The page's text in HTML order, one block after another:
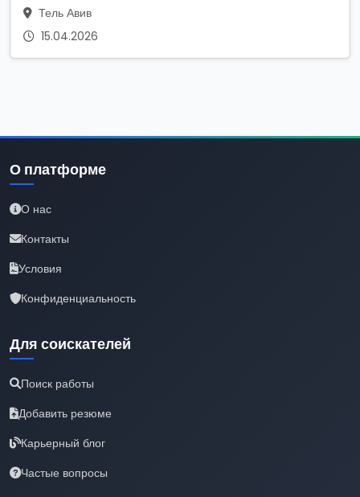
Тель Авив
15.04.2026
О платформе
О нас
Контакты
Условия
Конфиденциальность
Для соискателей
Поиск работы
Добавить резюме
Карьерный блог
Частые вопросы